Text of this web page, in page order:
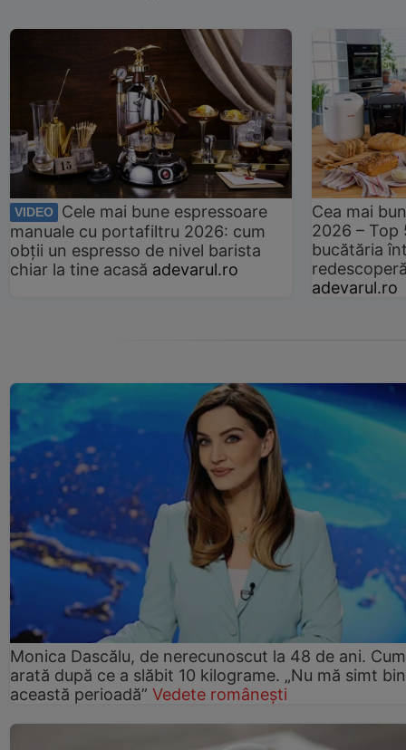
VIDEO
Cele mai bune espressoare
manuale cu portafiltru 2026: cum
obții un espresso de nivel barista
chiar la tine acasă adevarul.ro
Cea mai
2026 –
bucătăria
adevarul.ro
Monica Dascălu, de nerecunoscut la 48 de ani. Cum
arată după ce a slăbit 10 kilograme. „Nu mă simt
această perioadă” Vedete românești